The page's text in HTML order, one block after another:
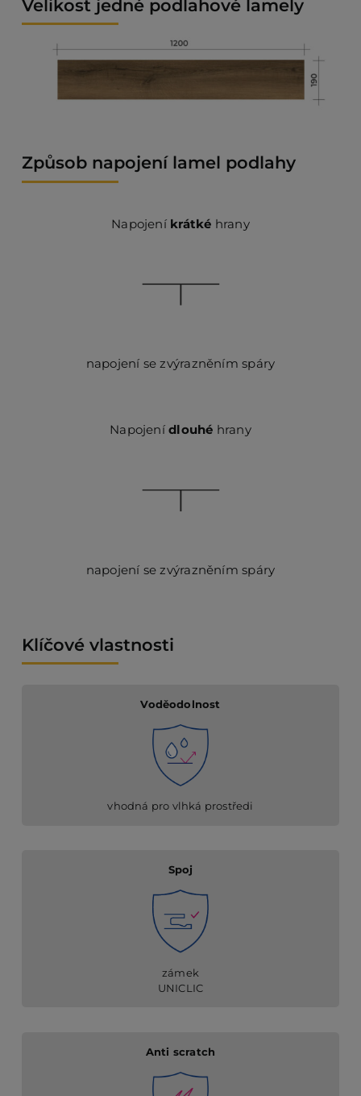
Velikost jedné podlahové lamely
Způsob napojení lamel podlahy
Napojení krátké hrany
napojení se zvýrazněním spáry
Napojenídlouhé hrany
napojení se zvýrazněním spáry
Klíčové vlastnosti
Voděodolnost
vhodná pro vlhká prostředi
Spoj
zámek
UNICLIC
Anti scratch